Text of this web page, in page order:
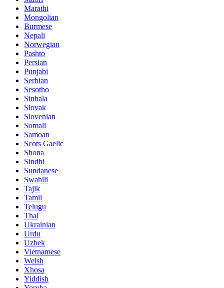
Marathi
Mongolian
Burmese
Nepali
Norwegian
Pashto
Persian
Punjabi
Serbian
Sesotho
Sinhala
Slovak
Slovenian
Somali
Samoan
Scots Gaelic
Shona
Sindhi
Sundanese
Swahili
Tajik
Tamil
Telugu
Thai
Ukrainian
Urdu
Uzbek
Vietnamese
Welsh
Xhosa
Yiddish